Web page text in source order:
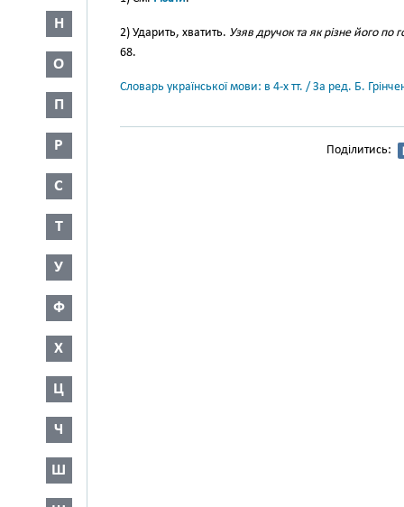
Н
О
П
Р
С
Т
У
Ф
Х
Ц
Ч
Ш
2) Ударить, хватить. Узяв дручок та як різне його по
68.
Словарь української мови: в 4-х тт. / За ред. Б.
Поділитись: